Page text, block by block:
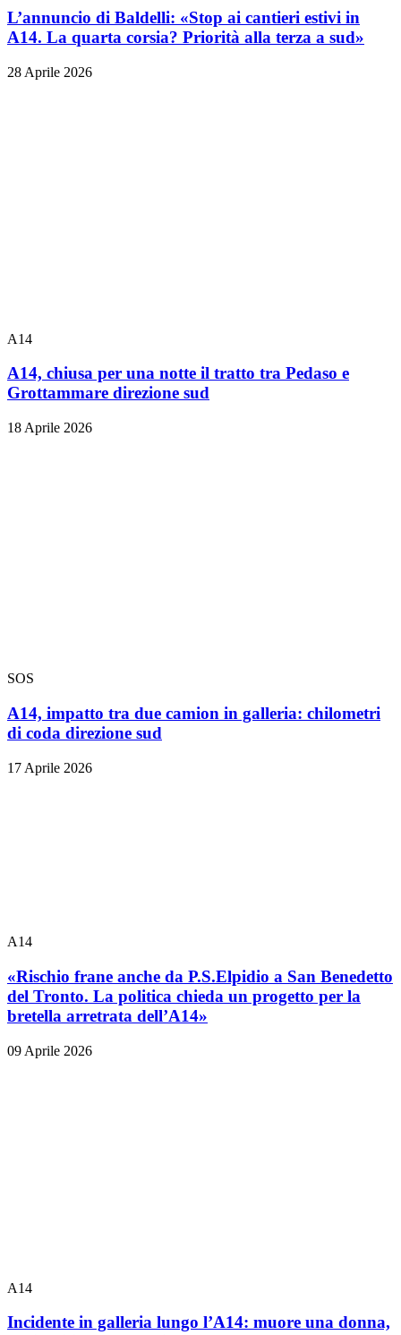
L’annuncio di Baldelli: «Stop ai cantieri estivi in
A14. La quarta corsia? Priorità alla terza a sud»
28 Aprile 2026
A14
A14, chiusa per una notte il tratto tra Pedaso e
Grottammare direzione sud
18 Aprile 2026
SOS
A14, impatto tra due camion in galleria: chilometri
di coda direzione sud
17 Aprile 2026
A14
«Rischio frane anche da P.S.Elpidio a San Benedetto
del Tronto. La politica chieda un progetto per la
bretella arretrata dell’A14»
09 Aprile 2026
A14
Incidente in galleria lungo l’A14: muore una donna,